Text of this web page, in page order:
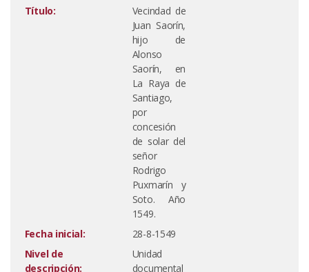
Título:
Vecindad de
Juan Saorín,
hijo de
Alonso
Saorín, en
La Raya de
Santiago,
por
concesión
de solar del
señor
Rodrigo
Puxmarín y
Soto. Año
1549.
Fecha inicial:
28-8-1549
Nivel de
descripción:
Unidad
documental